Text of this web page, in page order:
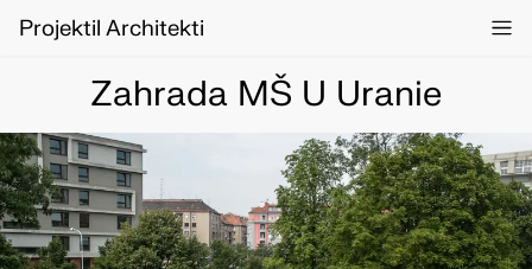
Projektil Architekti
Zahrada MŠ U Uranie